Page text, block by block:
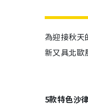
為迎接秋
新又具北歐
5款特色沙